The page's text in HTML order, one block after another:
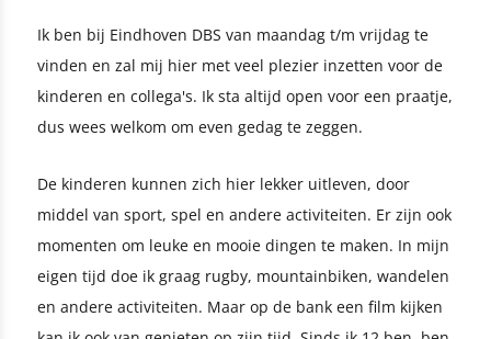
Ik ben bij Eindhoven DBS van maandag t/m vrijdag te
vinden en zal mij hier met veel plezier inzetten voor de
kinderen en collega's. Ik sta altijd open voor een praatje,
dus wees welkom om even gedag te zeggen.
De kinderen kunnen zich hier lekker uitleven, door
middel van sport, spel en andere activiteiten. Er zijn ook
momenten om leuke en mooie dingen te maken. In mijn
eigen tijd doe ik graag rugby, mountainbiken, wandelen
en andere activiteiten. Maar op de bank een film kijken